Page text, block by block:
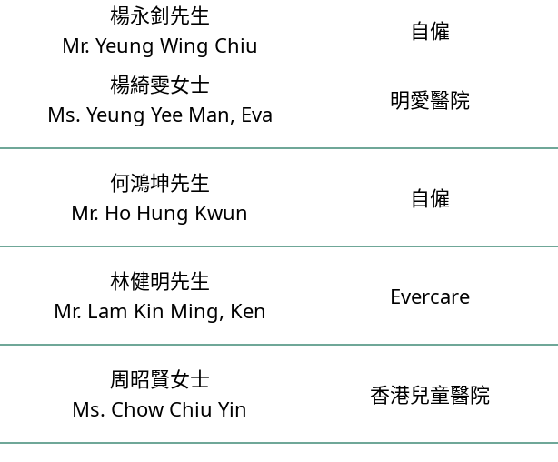
楊永釗先生
Mr. Yeung Wing Chiu
自僱
楊綺雯女士
Ms. Yeung Yee Man, Eva
明愛醫院
何鴻坤先生
Mr. Ho Hung Kwun
自僱
林健明先生
Mr. Lam Kin Ming, Ken
Evercare
周昭賢女士
Ms. Chow Chiu Yin
香港兒童醫院